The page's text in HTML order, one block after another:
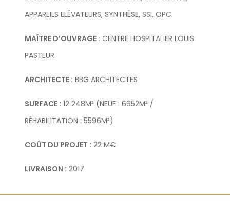
APPAREILS ELÉVATEURS, SYNTHÈSE, SSI, OPC.
MAÎTRE D’OUVRAGE : CENTRE HOSPITALIER LOUIS
PASTEUR
ARCHITECTE : BBG ARCHITECTES
SURFACE : 12 248M² (NEUF : 6652M² /
RÉHABILITATION : 5596M²)
COÛT DU PROJET : 22 M€
LIVRAISON : 2017